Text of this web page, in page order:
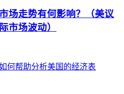
场走势有何影响？（美议
市场波动）